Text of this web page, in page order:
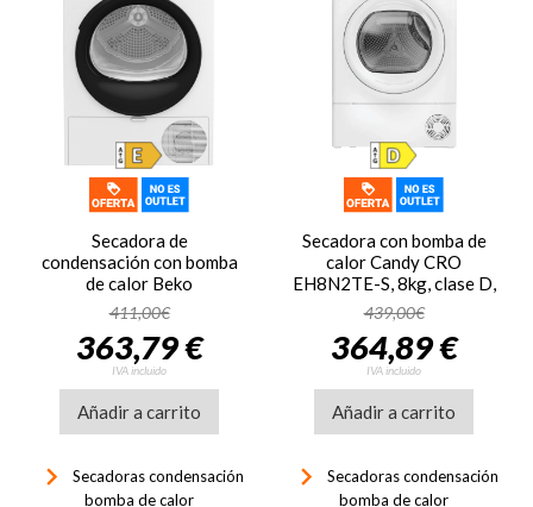
Secadora de
condensación con bomba
de calor Beko
BM3T37230W, 7kg, 15
programas, 242.6
kWh/100 ciclos, 64dB, luz
interior DC Led, Pantalla
digital, clase E, blanco
411,00€
363,79 €
IVA incluido
Añadir a carrito
keyboard_arrow_right
Secadoras condensación
bomba de calor
Secadora con bomba de
calor Candy CRO
EH8N2TE-S, 8kg, clase D,
119 kWh 100 ciclos,
66dB, + 40 programas,
Snap&Dry, WiFi,
Bluetooth, display, blanco
439,00€
364,89 €
IVA incluido
Añadir a carrito
keyboard_arrow_right
Secadoras condensación
bomba de calor